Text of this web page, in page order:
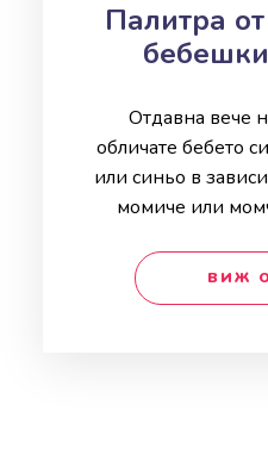
Палитра
Отдавна вече
обличате бебето
или синьо в
момиче или
ВИЖ